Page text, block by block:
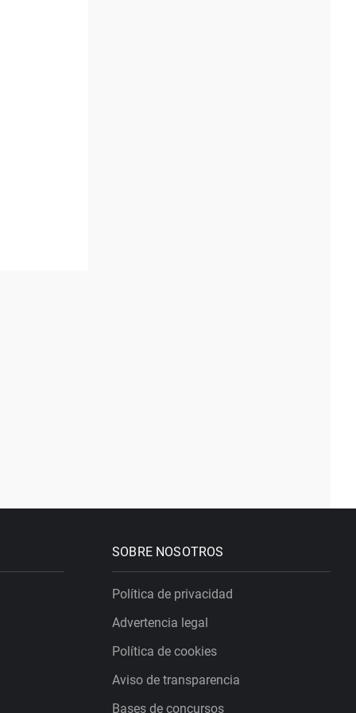
SOBRE NOSOTROS
Política de privacidad
Advertencia legal
Política de cookies
Aviso de transparencia
Bases de concursos